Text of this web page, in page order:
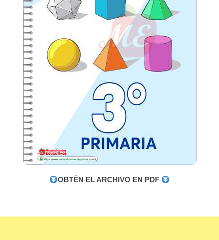
OBTÉN EL ARCHIVO EN PDF